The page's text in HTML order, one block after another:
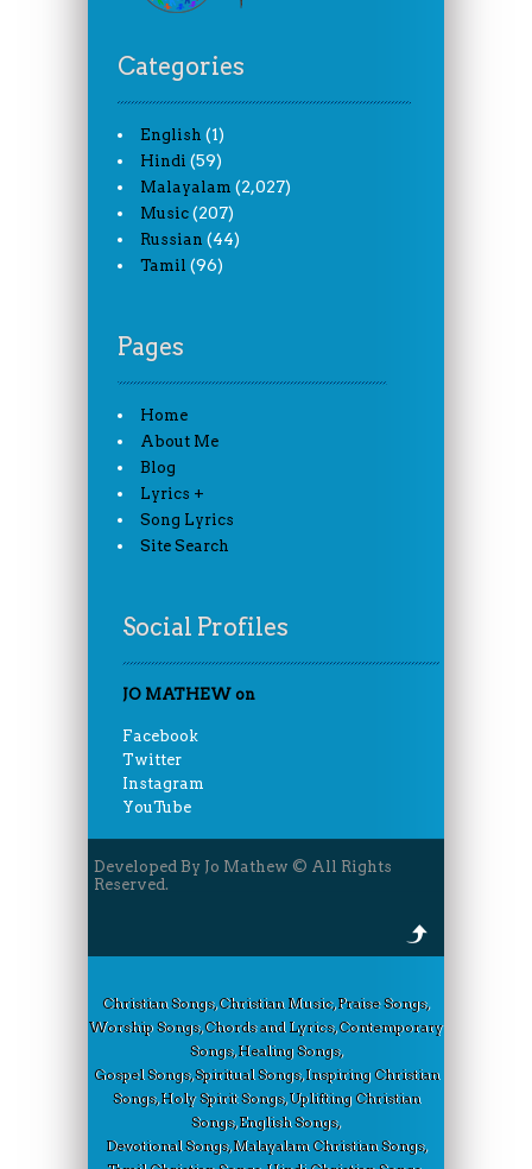
Categories
English (1)
Hindi (59)
Malayalam (2,027)
Music (207)
Russian (44)
Tamil (96)
Pages
Home
About Me
Blog
Lyrics +
Song Lyrics
Site Search
Social Profiles
JO MATHEW on
Facebook
Twitter
Instagram
YouTube
Developed By Jo Mathew © All Rights
Reserved.
Christian Songs, Christian Music, Praise Songs,
Worship Songs, Chords and Lyrics, Contemporary
Songs, Healing Songs,
Gospel Songs, Spiritual Songs, Inspiring Christian
Songs, Holy Spirit Songs, Uplifting Christian
Songs, English Songs,
Devotional Songs, Malayalam Christian Songs,